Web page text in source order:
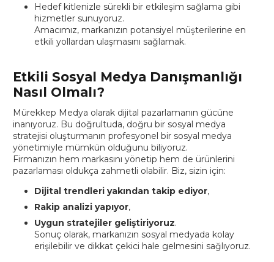
Hedef kitlenizle sürekli bir etkileşim sağlama gibi
hizmetler sunuyoruz.
Amacımız, markanızın potansiyel müşterilerine en
etkili yollardan ulaşmasını sağlamak.
Etkili Sosyal Medya Danışmanlığı
Nasıl Olmalı?
Mürekkep Medya olarak dijital pazarlamanın gücüne
inanıyoruz. Bu doğrultuda, doğru bir sosyal medya
stratejisi oluşturmanın profesyonel bir sosyal medya
yönetimiyle mümkün olduğunu biliyoruz.
Firmanızın hem markasını yönetip hem de ürünlerini
pazarlaması oldukça zahmetli olabilir. Biz, sizin için:
Dijital trendleri yakından takip ediyor,
Rakip analizi yapıyor,
Uygun stratejiler geliştiriyoruz.
Sonuç olarak, markanızın sosyal medyada kolay
erişilebilir ve dikkat çekici hale gelmesini sağlıyoruz.